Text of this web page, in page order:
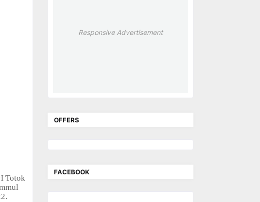
Totok
Responsive Advertisement
OFFERS
FACEBOOK